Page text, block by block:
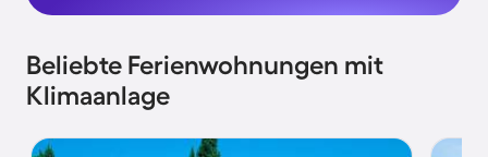
Beliebte Ferienwohnungen mit
Klimaanlage